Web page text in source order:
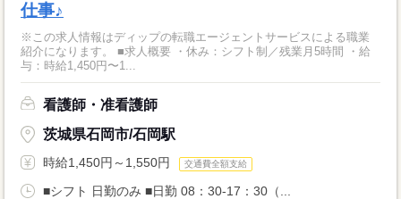
仕事♪
※この求人情報はディップの転職エージェントサービスによる職業
紹介になります。 ■求人概要 ・休み：シフト制／残業月5時間 ・給
与：時給1,450円〜1...
看護師・准看護師
茨城県石岡市/石岡駅
時給1,450円～1,550円 交通費全額支給
■シフト 日勤のみ ■日勤 08：30-17：30（...